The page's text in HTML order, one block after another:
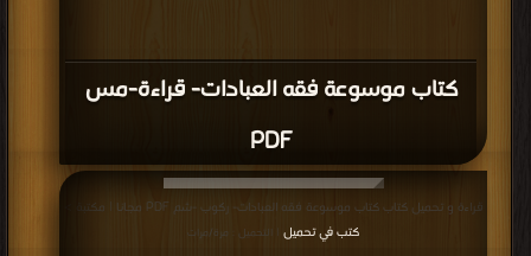
كتاب موسوعة فقه العبادات- قراءة-مس
PDF
قراءة و تحميل كتاب كتاب موسوعة فقه العبادات- ركوب -شم PDF مجانا | مكتبة >
كتب في تحميل
| التحميل : مرة/مرات